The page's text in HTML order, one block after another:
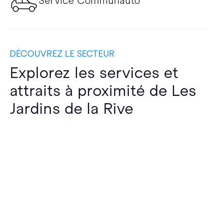
DÉCOUVREZ LE SECTEUR
Explorez les services et
attraits à proximité de Les
Jardins de la Rive